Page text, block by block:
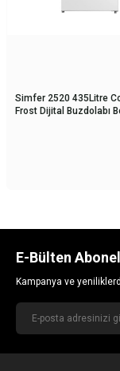
Simfer 2520 435Litre
Frost Dijital Buzdolabı
E-Bülten
Kampanya ve